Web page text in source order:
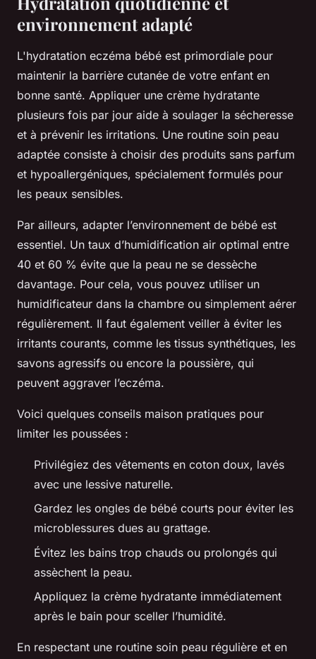
environnement adapté
L'hydratation eczéma bébé est primordiale pour
maintenir la barrière cutanée de votre enfant en
bonne santé. Appliquer une crème hydratante
plusieurs fois par jour aide à soulager la sécheresse
et à prévenir les irritations. Une routine soin peau
adaptée consiste à choisir des produits sans parfum
et hypoallergéniques, spécialement formulés pour
les peaux sensibles.
Par ailleurs, adapter l’environnement de bébé est
essentiel. Un taux d’humidification air optimal entre
40 et 60 % évite que la peau ne se dessèche
davantage. Pour cela, vous pouvez utiliser un
humidificateur dans la chambre ou simplement aérer
régulièrement. Il faut également veiller à éviter les
irritants courants, comme les tissus synthétiques, les
savons agressifs ou encore la poussière, qui
peuvent aggraver l’eczéma.
Voici quelques conseils maison pratiques pour
limiter les poussées :
Privilégiez des vêtements en coton doux, lavés
avec une lessive naturelle.
Gardez les ongles de bébé courts pour éviter les
microblessures dues au grattage.
Évitez les bains trop chauds ou prolongés qui
assèchent la peau.
Appliquez la crème hydratante immédiatement
après le bain pour sceller l’humidité.
En respectant une routine soin peau régulière et en